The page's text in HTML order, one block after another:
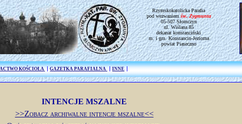
Rzymskokatolicka Parafia
pod wezwaniemśw. Zygmunta
05-507 Słomczyn
ul. Wiślana 85
dekanat konstanciński
m. i gm. Konstancin-Jeziorna
powiat Piaseczno
KOŚCIOŁA GAZETKA PARAFIALNA INNE
INTENCJE MSZALNE
>>Zobacz archiwalne intencje mszalne<<